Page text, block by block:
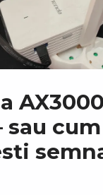
sau